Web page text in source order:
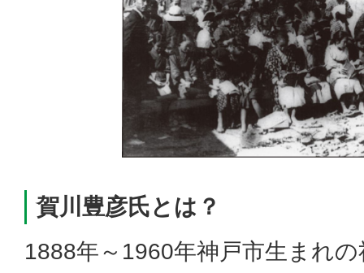
賀川豊彦氏とは？
1888年～1960年神戸市生まれ